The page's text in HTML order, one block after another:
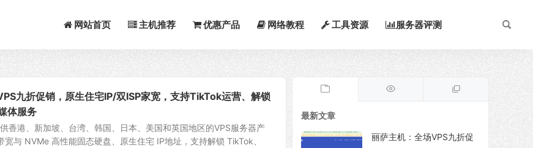
网站首页 主机推荐 优惠产品 网络教程 工具资源 服务器评测
九折促销，原生住宅IP/双ISP家宽，支持TikTok运营、解锁
体服务
香港、新加坡、台湾、韩国、日本、美国和英国地区的VPS服务器产
与 NVMe 高性能固态硬盘、原生住宅 IP地址，支持解锁 TikTok、
最新文章
丽萨主机：全场VPS九折促